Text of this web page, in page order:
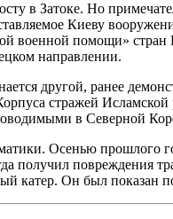
в Затоке. Но
Киеву
военной помощи»
направлении.
другой, ранее
стражей
в Северной
Осенью прошлого
получил повреждения
катер. Он был показан